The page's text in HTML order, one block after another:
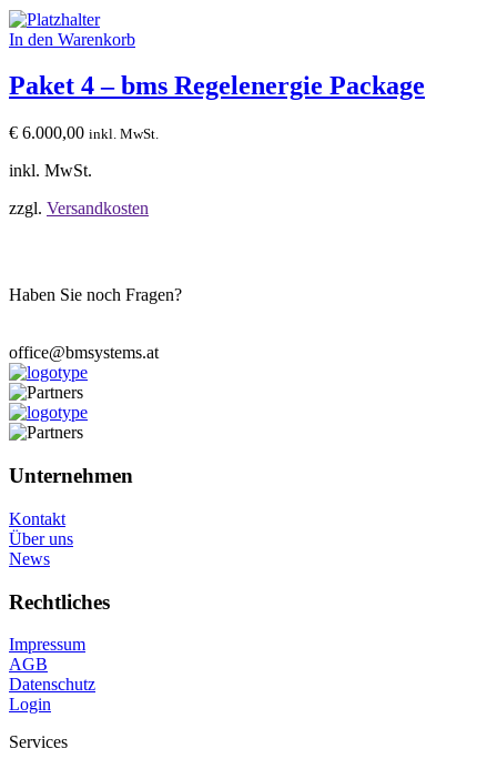
In den Warenkorb
Paket 4 – bms Regelenergie Package
€ 6.000,00 inkl. MwSt.
inkl. MwSt.
zzgl. Versandkosten
Haben Sie noch Fragen?
office@bmsystems.at
Unternehmen
Kontakt
Über uns
News
Rechtliches
Impressum
AGB
Datenschutz
Login
Services